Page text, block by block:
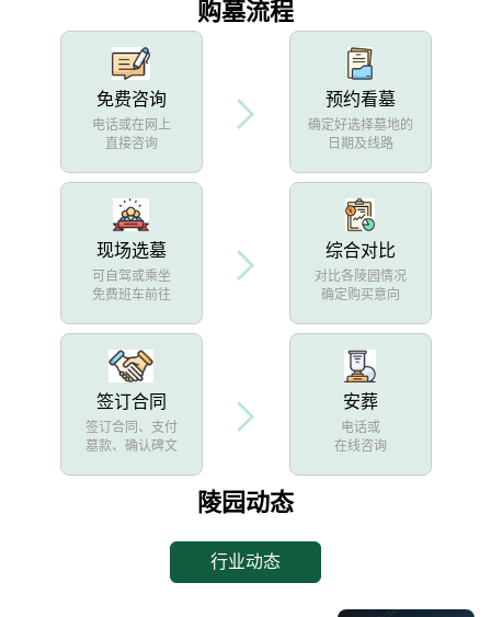
购墓流程
免费咨询
电话或在网上
直接咨询
预约看墓
确定好选择墓地的
日期及线路
现场选墓
可自驾或乘坐
免费班车前往
综合对比
对比各陵园情况
确定购买意向
签订合同
签订合同、支付
墓款、确认碑文
安葬
电话或
在线咨询
陵园动态
行业动态